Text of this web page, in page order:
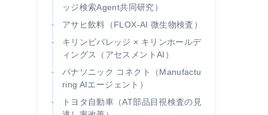
ッジ検索Agent共同研究）
アサヒ飲料（FLOX-AI 微生物検査）
キリンビバレッジ × キリンホールデ
ィングス（アセスメントAI）
パナソニック コネクト（Manufactu
ring AIエージェント）
トヨタ自動車（AT部品目視検査の見